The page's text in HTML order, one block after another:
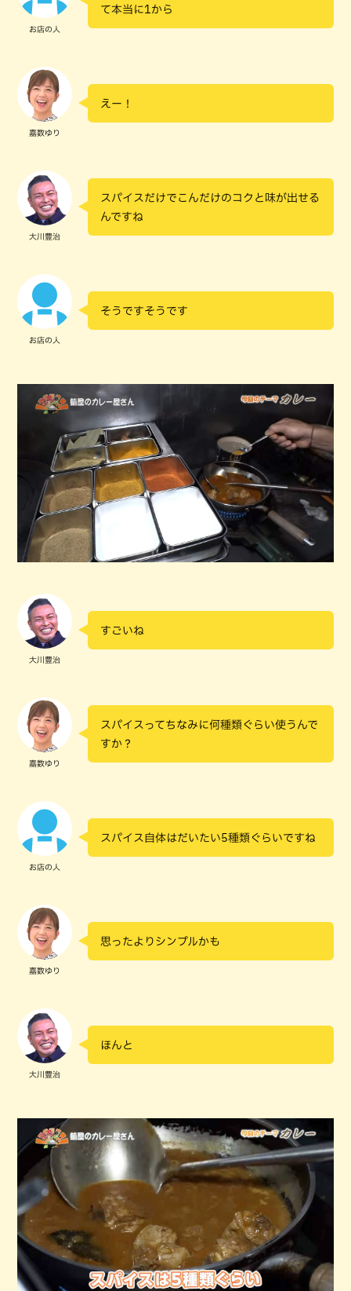
お店の人
て本当に1から
嘉数ゆり
えー！
大川豊治
スパイスだけでこんだけのコクと味が出せる
んですね
お店の人
そうですそうです
大川豊治
すごいね
嘉数ゆり
スパイスってちなみに何種類ぐらい使うんで
すか？
お店の人
スパイス自体はだいたい5種類ぐらいですね
嘉数ゆり
思ったよりシンプルかも
大川豊治
ほんと